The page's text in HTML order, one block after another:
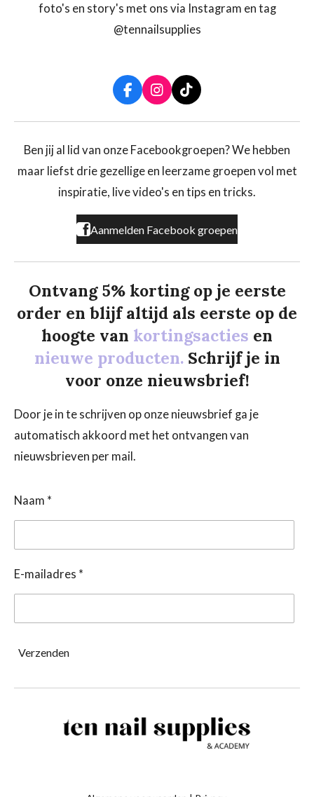
foto's en story's met ons via Instagram en tag
@tennailsupplies
F
a
c
b
o
k
I
n
s
a
r
a
T
i
k
o
Ben jij al lid van onze Facebookgroepen? We hebben
maar liefst drie gezellige en leerzame groepen vol met
inspiratie, live video's en tips en tricks.
Aanmelden Facebook groepen
Ontvang 5% korting op je eerste
order en blijf altijd als eerste op de
hoogte van kortingsacties en
nieuwe producten. Schrijf je in
voor onze nieuwsbrief!
Door je in te schrijven op onze nieuwsbrief ga je
automatisch akkoord met het ontvangen van
nieuwsbrieven per mail.
Naam *
E-mailadres *
Verzenden